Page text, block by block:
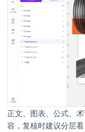
正文、图表、公式、
容，复核时建议分层看